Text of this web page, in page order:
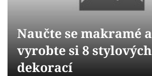
Přihlášení
Sledujte nás
Naučte se makramé a
vyrobte si 8 stylových
dekorací